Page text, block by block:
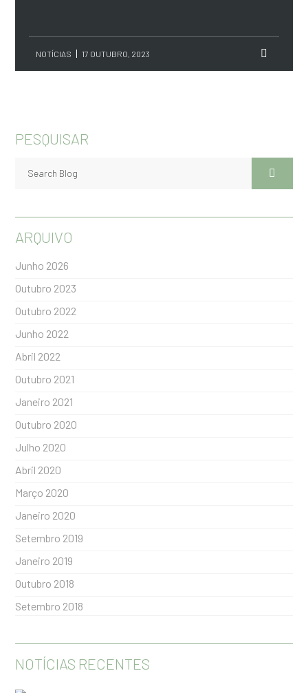
NOTÍCIAS 17 OUTUBRO, 2023
PESQUISAR
ARQUIVO
Junho 2026
Outubro 2023
Outubro 2022
Junho 2022
Abril 2022
Outubro 2021
Janeiro 2021
Outubro 2020
Julho 2020
Abril 2020
Março 2020
Janeiro 2020
Setembro 2019
Janeiro 2019
Outubro 2018
Setembro 2018
NOTÍCIAS RECENTES